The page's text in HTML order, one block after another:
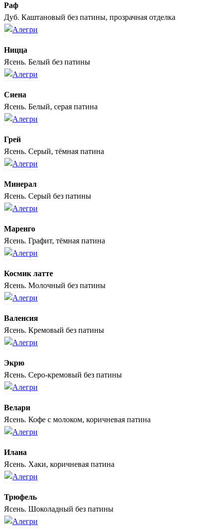
Раф
Дуб. Каштановый без патины, прозрачная отделка
Ницца
Ясень. Белый без патины
Сиена
Ясень. Белый, серая патина
Грей
Ясень. Серый, тёмная патина
Минерал
Ясень. Серый без патины
Маренго
Ясень. Графит, тёмная патина
Космик латте
Ясень. Молочный без патины
Валенсия
Ясень. Кремовый без патины
Экрю
Ясень. Серо-кремовый без патины
Велари
Ясень. Кофе с молоком, коричневая патина
Илана
Ясень. Хаки, коричневая патина
Трюфель
Ясень. Шоколадный без патины